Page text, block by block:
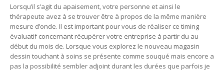
Lorsqu’il s’agit du apaisement, votre personne et ainsi le
thérapeute avez à se trouver être à propos de la même manière
mesure d’onde. Il est important pour vous de réaliser ce timing
évaluatif concernant récupérer votre entreprise à partir du au
début du mois de. Lorsque vous explorez le nouveau magasin
dessin touchant à soins se présente comme souqué mais encore a
pas la possibilité sembler adjoint durant les durées que parfois je